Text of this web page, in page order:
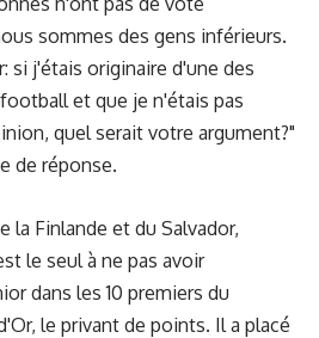
sommes des gens inférieurs.
si j'étais originaire d'une des
et que je n'étais pas
quel serait votre argument?"
de réponse.
la Finlande et du Salvador,
le seul à ne pas avoir
dans les 10 premiers du
le privant de points. Il a placé